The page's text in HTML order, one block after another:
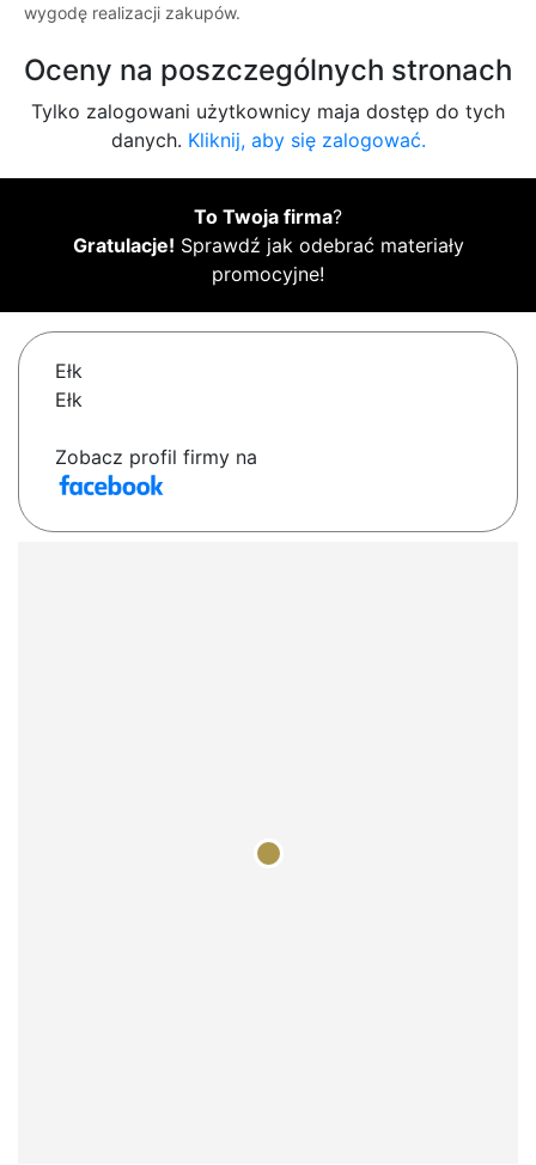
wygodę realizacji zakupów.
Oceny na poszczególnych stronach
Tylko zalogowani użytkownicy maja dostęp do tych
danych. Kliknij, aby się zalogować.
To Twoja firma?
Gratulacje! Sprawdź jak odebrać materiały
promocyjne!
Ełk
Ełk
Zobacz profil firmy na